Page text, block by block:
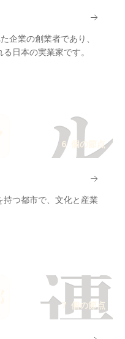
企業の創業者であり、
日本の実業家です。
ル
6 個の節点
つ都市で、文化と産業
連
7 個の節点